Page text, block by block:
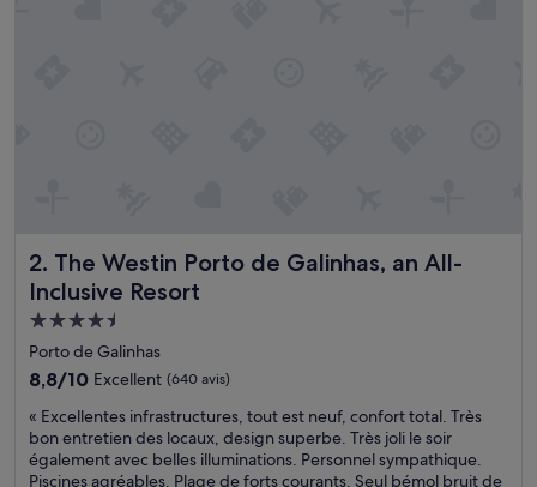
2. The Westin Porto de Galinhas, an All-
Inclusive Resort
The Westin Porto de Galinhas, an All-Inclusive Resort
Hébergement
4.5 étoiles
Porto de Galinhas
8.8
10,
Excellent,
(640 avis)
8,8/10 Excellent (640 avis)
«
E
x
c
« Excellentes infrastructures, tout est neuf, confort total. Très
bon entretien des locaux, design superbe. Très joli le soir
également avec belles illuminations. Personnel sympathique.
Piscines agréables. Plage de forts courants. Seul bémol bruit de